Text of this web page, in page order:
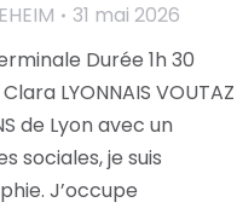
31 mai 2026
Durée 1h 30
LYONNAIS VOUTAZ
de Lyon avec un
sociales, je suis
J’occupe